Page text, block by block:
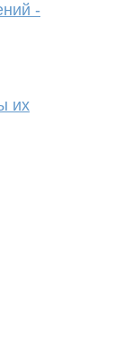
-
их